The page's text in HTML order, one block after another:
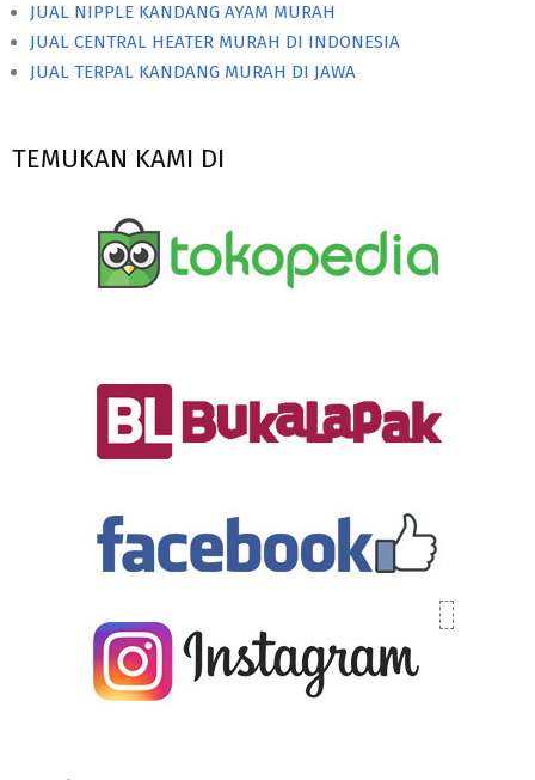
JUAL NIPPLE KANDANG AYAM MURAH
JUAL CENTRAL HEATER MURAH DI INDONESIA
JUAL TERPAL KANDANG MURAH DI JAWA
TEMUKAN KAMI DI